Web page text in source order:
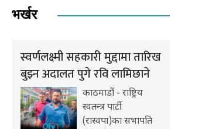
भर्खर
स्वर्णलक्ष्मी सहकारी मुद्दामा तारिख
बुझ्न अदालत पुगे रवि लामिछाने
काठमाडौं - राष्ट्रिय
स्वतन्त्र पार्टी
(रास्वपा)का सभापति